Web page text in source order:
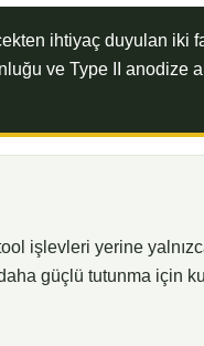
ihtiyaç duyulan iki
ve Type II
işlevleri yerine
güçlü tutunma için